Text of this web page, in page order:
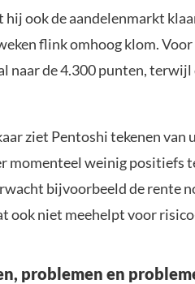
hij ook de aandelenmarkt
flink omhoog klom.
naar de 4.300 punten,
ziet Pentoshi tekenen
momenteel weinig positiefs
bijvoorbeeld de rente
ook niet meehelpt voor
problemen en